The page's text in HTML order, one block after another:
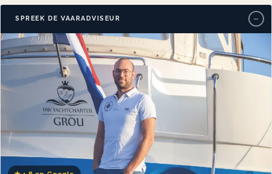
SPREEK DE VAARADVISEUR −